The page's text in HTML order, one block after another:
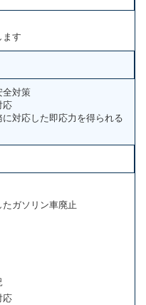
ます
全対策
応
対応した即応力を得られる
ガソリン車廃止
応